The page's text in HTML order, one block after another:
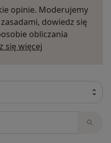
opinie. Moderujemy
dowiedz się
obliczania
się więcej